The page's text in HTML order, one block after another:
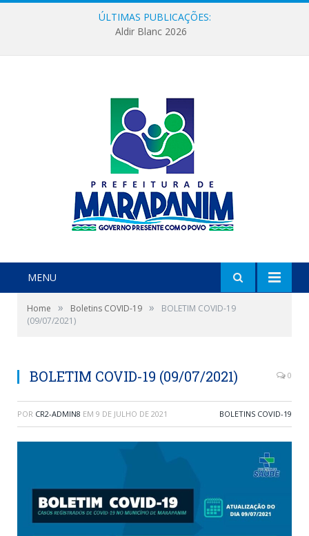
ÚLTIMAS PUBLICAÇÕES:
Aldir Blanc 2026
MENU
Home » Boletins COVID-19 »
BOLETIM COVID-19
(09/07/2021)
BOLETIM COVID-19 (09/07/2021) 0
POR CR2-ADMIN8 EM 9 DE JULHO DE 2021 BOLETINS COVID-19